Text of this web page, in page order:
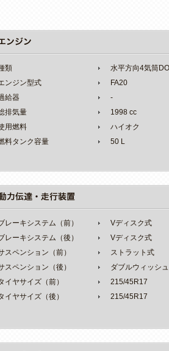
類
水平方向4気筒
ンジン型式
FA20
給器
-
排気量
1998 cc
用燃料
ハイオク
料タンク容量
50 L
レーキシステム（前）
Vディスク式
レーキシステム（後）
Vディスク式
スペンション（前）
ストラット式
スペンション（後）
ダブルウィッシ
イヤサイズ（前）
215/45R17
イヤサイズ（後）
215/45R17